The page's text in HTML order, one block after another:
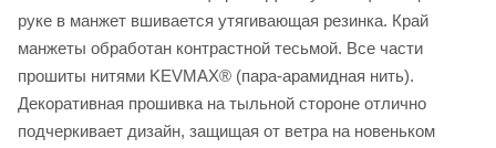
руке в манжет вшивается утягивающая резинка. Край
манжеты обработан контрастной тесьмой. Все части
прошиты нитями KEVMAX® (пара-арамидная нить).
Декоративная прошивка на тыльной стороне отлично
подчеркивает дизайн, защищая от ветра на новеньком